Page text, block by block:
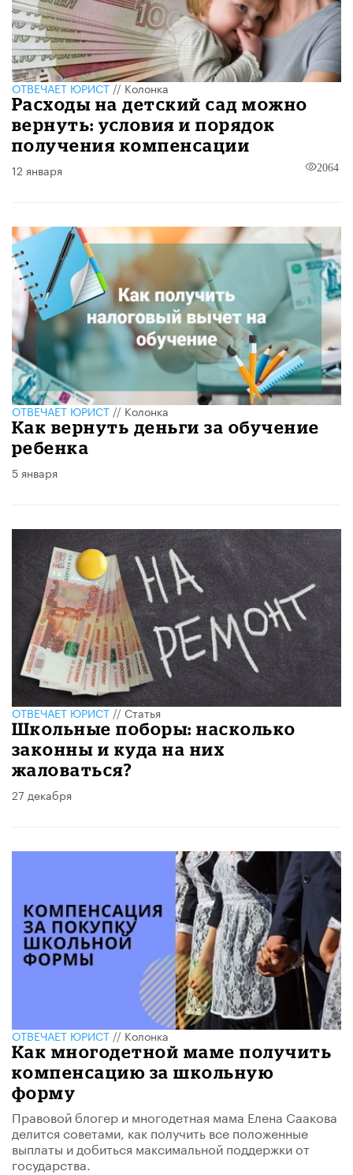
ОТВЕЧАЕТ ЮРИСТ//Колонка
Расходы на детский сад можно
вернуть: условия и порядок
получения компенсации
12 января 2064
ОТВЕЧАЕТ ЮРИСТ//Колонка
Как вернуть деньги за обучение
ребенка
5 января
ОТВЕЧАЕТ ЮРИСТ//Статья
Школьные поборы: насколько
законны и куда на них
жаловаться?
27 декабря
ОТВЕЧАЕТ ЮРИСТ//Колонка
Как многодетной маме получить
компенсацию за школьную
форму
Правовой блогер и многодетная мама Елена Саакова
делится советами, как получить все положенные
выплаты и добиться максимальной поддержки от
государства.